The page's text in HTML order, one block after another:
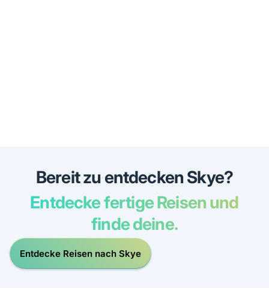
Bereit zu entdecken Skye?
Entdecke fertige Reisen und
finde deine.
Entdecke Reisen nach Skye